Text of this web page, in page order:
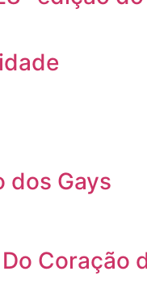
dos Gays
Coração